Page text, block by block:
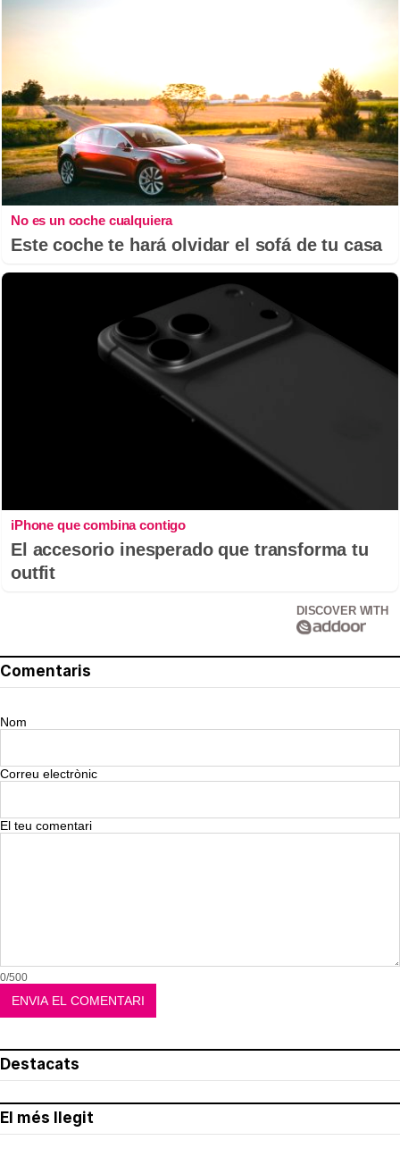
No es un coche cualquiera
Este coche te hará olvidar el sofá de tu casa
iPhone que combina contigo
El accesorio inesperado que transforma tu
outfit
DISCOVER WITH
Comentaris
Nom
Correu electrònic
El teu comentari
0/500
Destacats
El més llegit